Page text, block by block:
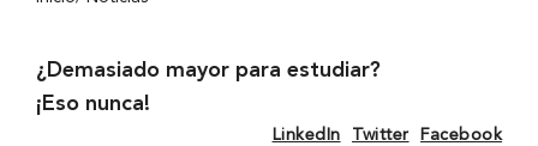
¿Demasiado mayor para estudiar?
¡Eso nunca!
LinkedIn Twitter Facebook